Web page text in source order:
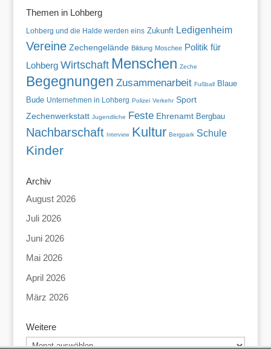
Themen in Lohberg
Lohberg und die Halde werden eins Zukunft Ledigenheim
Vereine Zechengelände Bildung Moschee Politik für
Lohberg Wirtschaft Menschen Zeche
Begegnungen Zusammenarbeit Fußball Blaue
Bude Unternehmen in Lohberg Polizei Verkehr Sport
Zechenwerkstatt Jugendliche Feste Ehrenamt Bergbau
Nachbarschaft Interview Kultur Bergpark Schule
Kinder
Archiv
August 2026
Juli 2026
Juni 2026
Mai 2026
April 2026
März 2026
Weitere
Weitere